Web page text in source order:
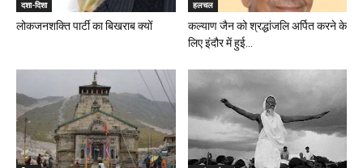
दशा-दिशा
लोकजनशक्ति पार्टी का बिखराब क्यों
हलचल
कल्याण जैन को श्रद्धांजलि अर्पित करने के
लिए इंदौर में हुई...